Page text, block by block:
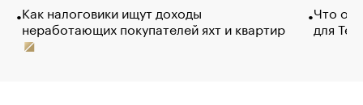
Как налоговики ищут доходы
неработающих покупателей яхт и квартир
Что
для